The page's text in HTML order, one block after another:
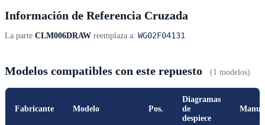
Información de Referencia Cruzada
La parte CLM006DRAW reemplaza a: WG02F04131
Modelos compatibles con este repuesto (1 modelos)
Fabricante Modelo Pos.
Diagramas
de
despiece